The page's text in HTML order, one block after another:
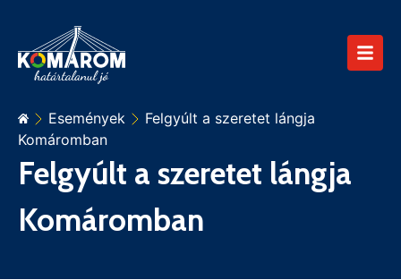
Események
Felgyúlt a szeretet lángja
Komáromban
Felgyúlt a szeretet lángja
Komáromban